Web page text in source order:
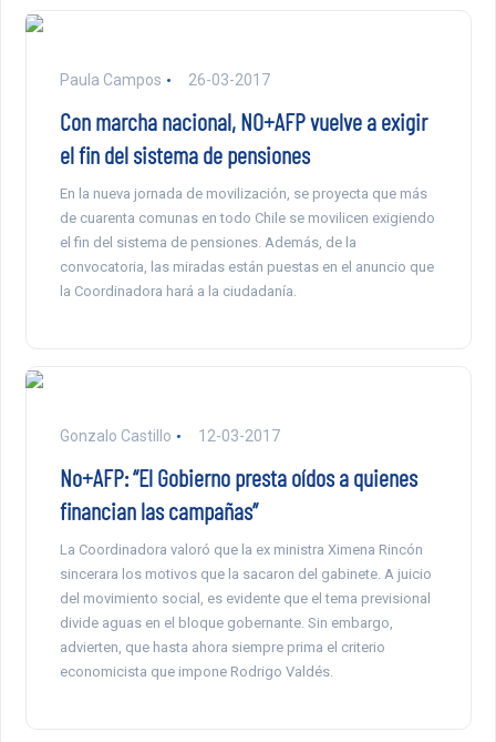
Paula Campos 26-03-2017
Con marcha nacional, NO+AFP vuelve a exigir
el fin del sistema de pensiones
En la nueva jornada de movilización, se proyecta que más
de cuarenta comunas en todo Chile se movilicen exigiendo
el fin del sistema de pensiones. Además, de la
convocatoria, las miradas están puestas en el anuncio que
la Coordinadora hará a la ciudadanía.
Gonzalo Castillo 12-03-2017
No+AFP: “El Gobierno presta oídos a quienes
financian las campañas”
La Coordinadora valoró que la ex ministra Ximena Rincón
sincerara los motivos que la sacaron del gabinete. A juicio
del movimiento social, es evidente que el tema previsional
divide aguas en el bloque gobernante. Sin embargo,
advierten, que hasta ahora siempre prima el criterio
economicista que impone Rodrigo Valdés.